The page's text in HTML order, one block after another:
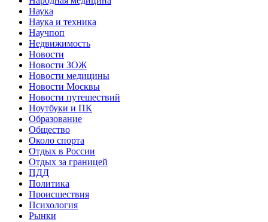
Наука
Наука и техника
Научпоп
Недвижимость
Новости
Новости ЗОЖ
Новости медицины
Новости Москвы
Новости путешествий
Ноутбуки и ПК
Образование
Общество
Около спорта
Отдых в России
Отдых за границей
ПДД
Политика
Происшествия
Психология
Рынки